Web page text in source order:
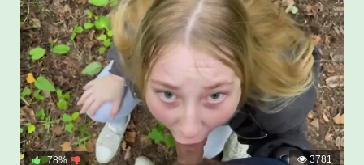
3781
78%